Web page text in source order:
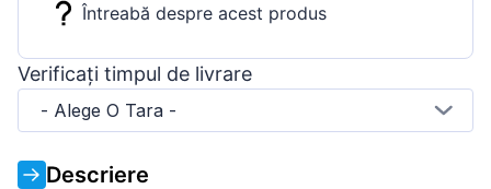
Întreabă despre acest produs
Verificați timpul de livrare
- Alege O Tara -
Descriere